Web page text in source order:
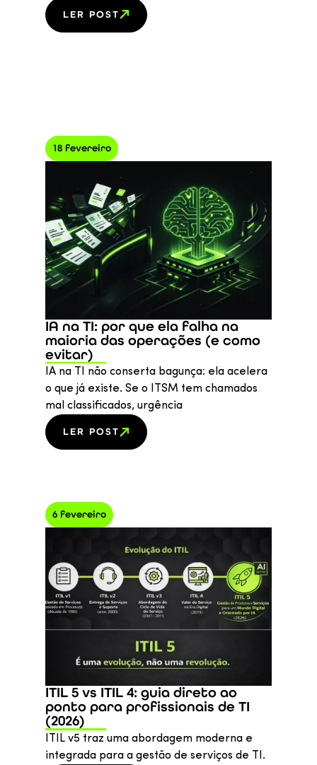
LER POST
18 fevereiro
IA na TI: por que ela falha na
maioria das operações (e como
evitar)
IA na TI não conserta bagunça: ela acelera
o que já existe. Se o ITSM tem chamados
mal classificados, urgência
LER POST
6 fevereiro
ITIL 5 vs ITIL 4: guia direto ao
ponto para profissionais de TI
(2026)
ITIL v5 traz uma abordagem moderna e
integrada para a gestão de serviços de TI.